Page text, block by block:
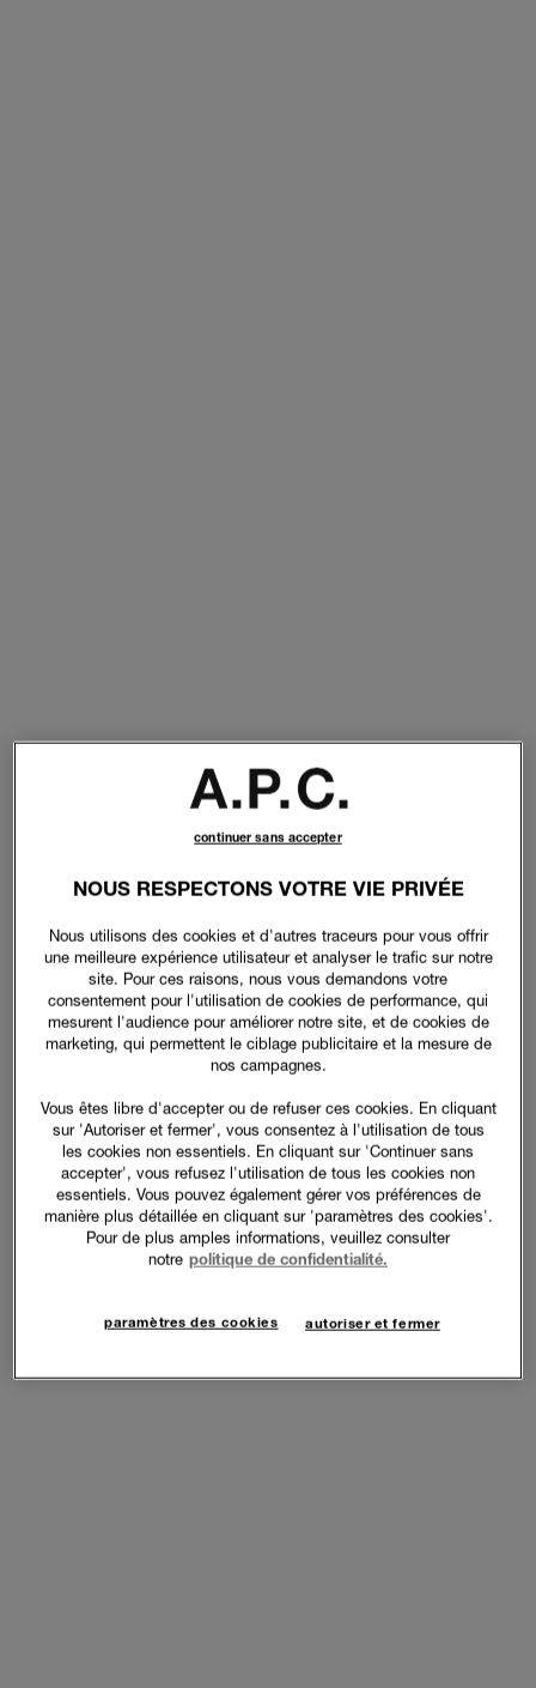
NOUS RESPECTONS VOTRE VIE PRIVÉE
Nous utilisons des cookies et d'autres traceurs pour vous offrir
une meilleure expérience utilisateur et analyser le trafic sur notre
site. Pour ces raisons, nous vous demandons votre
consentement pour l'utilisation de cookies de performance, qui
mesurent l'audience pour améliorer notre site, et de cookies de
marketing, qui permettent le ciblage publicitaire et la mesure de
nos campagnes.
Vous êtes libre d'accepter ou de refuser ces cookies. En cliquant
sur 'Autoriser et fermer', vous consentez à l'utilisation de tous
les cookies non essentiels. En cliquant sur 'Continuer sans
accepter', vous refusez l'utilisation de tous les cookies non
essentiels. Vous pouvez également gérer vos préférences de
manière plus détaillée en cliquant sur 'paramètres des cookies'.
Pour de plus amples informations, veuillez consulter
notre politique de confidentialité.
paramètres des cookies autoriser et fermer
continuer sans accepter